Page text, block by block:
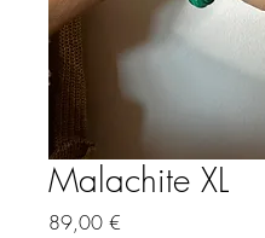
Malachite XL
89,00 €